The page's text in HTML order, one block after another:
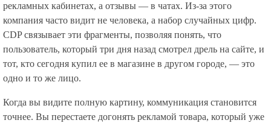
рекламных кабинетах, а отзывы — в чатах. Из-за этого
компания часто видит не человека, а набор случайных цифр.
CDP связывает эти фрагменты, позволяя понять, что
пользователь, который три дня назад смотрел дрель на сайте, и
тот, кто сегодня купил ее в магазине в другом городе, — это
одно и то же лицо.
Когда вы видите полную картину, коммуникация становится
точнее. Вы перестаете догонять рекламой товара, который уже